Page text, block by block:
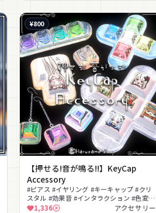
¥800
【押せる!音が鳴る!!】KeyCap
Accessory
#ピアス #イヤリング #キーキャップ #クリ
スタル #効果音 #インタラクション #色変更
可能 #撮影向け #MA対応 #ギミック
1,336 アクセサリー